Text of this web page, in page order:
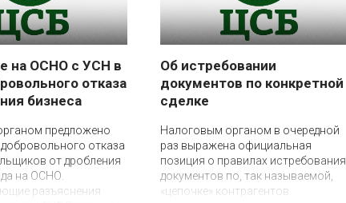
на ОСНО с УСН в
отказа
бизнеса
предложено
отказа
от дробления
на ОСНО.
разъяснения
Об истребовании
документов по конкретной
сделке
Налоговым органом в очередной
раз выражена официальная
позиция о правилах истребования
документов по, так называемой,
«цепочке» контрагентов.